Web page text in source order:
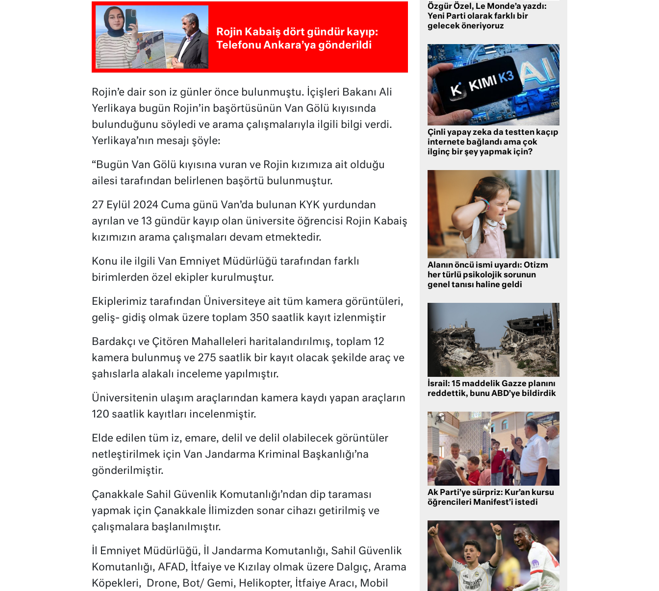
Rojin Kabaiş dört gündür kayıp:
Telefonu Ankara’ya gönderildi
Rojin’e dair son iz günler önce bulunmuştu. İçişleri Bakanı Ali
Yerlikaya bugün Rojin’in başörtüsünün Van Gölü kıyısında
bulunduğunu söyledi ve arama çalışmalarıyla ilgili bilgi verdi.
Yerlikaya’nın mesajı şöyle:
“Bugün Van Gölü kıyısına vuran ve Rojin kızımıza ait olduğu
ailesi tarafından belirlenen başörtü bulunmuştur.
27 Eylül 2024 Cuma günü Van’da bulunan KYK yurdundan
ayrılan ve 13 gündür kayıp olan üniversite öğrencisi Rojin Kabaiş
kızımızın arama çalışmaları devam etmektedir.
Konu ile ilgili Van Emniyet Müdürlüğü tarafından farklı
birimlerden özel ekipler kurulmuştur.
Ekiplerimiz tarafından Üniversiteye ait tüm kamera görüntüleri,
geliş- gidiş olmak üzere toplam 350 saatlik kayıt izlenmiştir
Bardakçı ve Çitören Mahalleleri haritalandırılmış, toplam 12
kamera bulunmuş ve 275 saatlik bir kayıt olacak şekilde araç ve
şahıslarla alakalı inceleme yapılmıştır.
Üniversitenin ulaşım araçlarından kamera kaydı yapan araçların
120 saatlik kayıtları incelenmiştir.
Elde edilen tüm iz, emare, delil ve delil olabilecek görüntüler
netleştirilmek için Van Jandarma Kriminal Başkanlığı’na
gönderilmiştir.
Çanakkale Sahil Güvenlik Komutanlığı’ndan dip taraması
yapmak için Çanakkale İlimizden sonar cihazı getirilmiş ve
çalışmalara başlanılmıştır.
İl Emniyet Müdürlüğü, İl Jandarma Komutanlığı, Sahil Güvenlik
Komutanlığı, AFAD, İtfaiye ve Kızılay olmak üzere Dalgıç, Arama
Köpekleri, Drone, Bot/ Gemi, Helikopter, İtfaiye Aracı, Mobil
Özgür Özel, Le Monde’a yazdı:
Yeni Parti olarak farklı bir
gelecek öneriyoruz
Çinli yapay zeka da testten kaçıp
internete bağlandı ama çok
ilginç bir şey yapmak için?
Alanın öncü ismi uyardı: Otizm
her türlü psikolojik sorunun
genel tanısı haline geldi
İsrail: 15 maddelik Gazze planını
reddettik, bunu ABD’ye bildirdik
Ak Parti’ye sürpriz: Kur’an kursu
öğrencileri Manifest’i istedi